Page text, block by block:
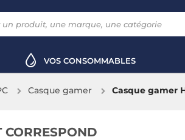
VOS CONSOMMABLES
Casque gamer Casque gamer
CORRESPOND